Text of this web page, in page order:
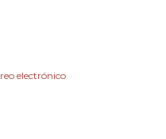
electrónico